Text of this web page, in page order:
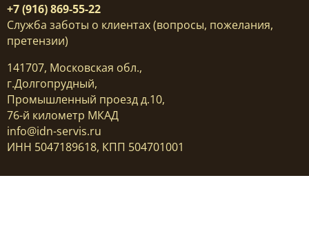
+7 (916) 869-55-22
Служба заботы о клиентах (вопросы, пожелания,
претензии)
141707, Московская обл.,
г.Долгопрудный,
Промышленный проезд д.10,
76-й километр МКАД
info@idn-servis.ru
ИНН 5047189618, КПП 504701001